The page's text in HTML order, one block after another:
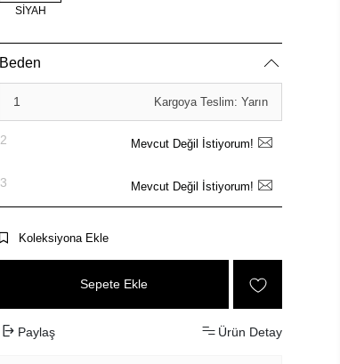
SİYAH
Beden
1 Kargoya Teslim: Yarın
2 Mevcut Değil İstiyorum!
3 Mevcut Değil İstiyorum!
Koleksiyona Ekle
Sepete Ekle
Paylaş Ürün Detay